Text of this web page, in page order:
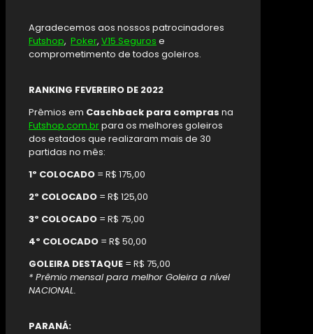
Agradecemos aos nossos patrocinadores
Futshop, Poker, V15 Seguros e
comprometimento de todos goleiros.
RANKING FEVEREIRO DE 2022
Prêmios em Caschback para compras na
Futshop.com.brpara os melhores goleiros
dos estados que realizaram mais de 30
partidas no mês:
1º COLOCADO = R$ 175,00
2º COLOCADO = R$ 125,00
3º COLOCADO = R$ 75,00
4º COLOCADO = R$ 50,00
GOLEIRA DESTAQUE = R$ 75,00
* Prêmio mensal para melhor Goleira a nível
NACIONAL.
PARANÁ: